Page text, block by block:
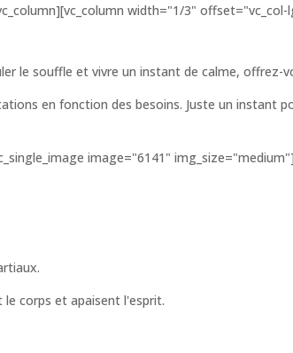
width="1/3"
le souffle et vivre un instant de calme, offrez-
en fonction des besoins. Juste un instant
image="6141"
le corps et apaisent l'esprit.